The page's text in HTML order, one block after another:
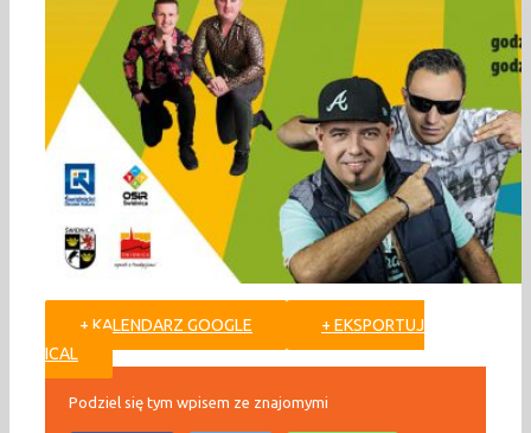
+ KALENDARZ GOOGLE
+ EKSPORTUJ
ICAL
Podziel się tym wpisem ze znajomymi